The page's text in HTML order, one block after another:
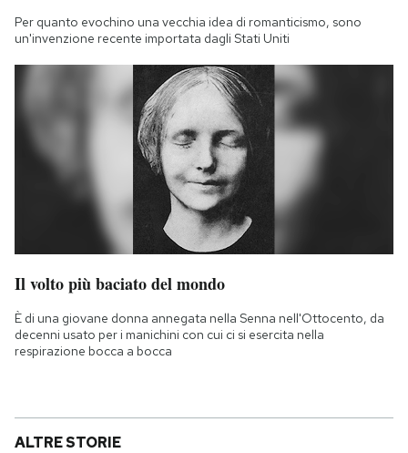
Per quanto evochino una vecchia idea di romanticismo, sono
un'invenzione recente importata dagli Stati Uniti
Il volto più baciato del mondo
È di una giovane donna annegata nella Senna nell'Ottocento, da
decenni usato per i manichini con cui ci si esercita nella
respirazione bocca a bocca
ALTRE STORIE